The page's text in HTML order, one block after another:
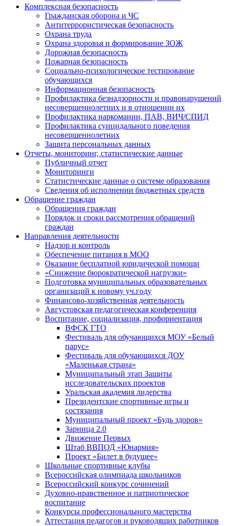
Комплексная безопасность
Гражданская оборона и ЧС
Антитеррористическая безопасность
Охрана труда
Охрана здоровья и формирование ЗОЖ
Дорожная безопасность
Пожарная безопасность
Социально-психологическое тестирование
обучающихся
Информационная безопасность
Профилактика безнадзорности и правонарушений
несовершеннолетних и в отношении их
Профилактика наркомании, ПАВ, ВИЧ/СПИД
Профилактика суицидального поведения
несовершеннолетних
Защита персональных данных
Отчеты, мониторинг, статистические данные
Публичный отчет
Мониторинги
Статистические данные о системе образования
Сведения об исполнении бюджетных средств
Обращение граждан
Обращения граждан
Порядок и сроки рассмотрения обращений
граждан
Направления деятельности
Надзор и контроль
Обеспечение питания в МОО
Оказание бесплатной юридической помощи
«Снижение бюрократической нагрузки»
Подготовка муниципальных образовательных
организаций к новому уч.году
Финансово-хозяйственная деятельность
Августовская педагогическая конференция
Воспитание, социализация, профориентация
ВФСК ГТО
Фестиваль для обучающихся МОУ «Белый
парус»
Фестиваль для обучающихся ДОУ
«Маленькая страна»
Муниципальный этап Защиты
исследовательских проектов
Уральская академия лидерства
Президентские спортивные игры и
состязания
Муниципальный проект «Будь здоров»
Зарница 2.0
Движение Первых
Штаб ВВПОД «Юнармия»
Проект «Билет в будущее»
Школьные спортивные клубы
Всероссийская олимпиада школьников
Всероссийский конкурс сочинений
Духовно-нравственное и патриотическое
воспитание
Конкурсы профессионального мастерства
Аттестация педагогов и руководящих работников